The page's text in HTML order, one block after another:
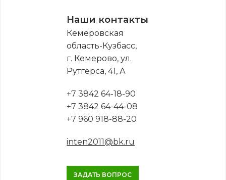
Наши контакты
Кемеровская
область-Кузбасс,
г. Кемерово, ул.
Рутгерса, 41, А
+7 3842 64-18-90
+7 3842 64-44-08
+7 960 918-88-20
inten2011@bk.ru
ЗАДАТЬ ВОПРОС